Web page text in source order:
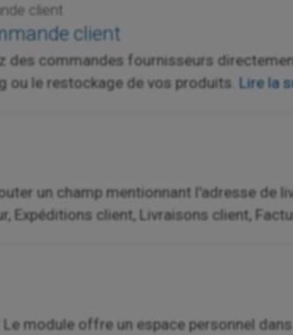
client
client
des commandes fournisseurs
ou le restockage de vos produits.Lire la
un champ mentionnant l'adresse de
Expéditions client, Livraisons client,
module offre un espace personnel